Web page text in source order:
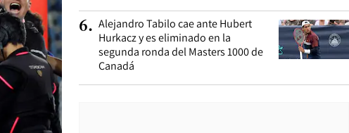
6. Alejandro Tabilo cae ante Hubert
Hurkacz y es eliminado en la
segunda ronda del Masters 1000 de
Canadá